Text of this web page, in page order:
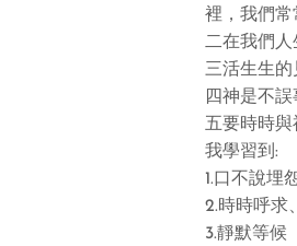
裡，我們常
二在我們人
三活生生的
四神是不誤
五要時時與
我學習到:
1.口不說埋
2.時時呼求
3.靜默等候